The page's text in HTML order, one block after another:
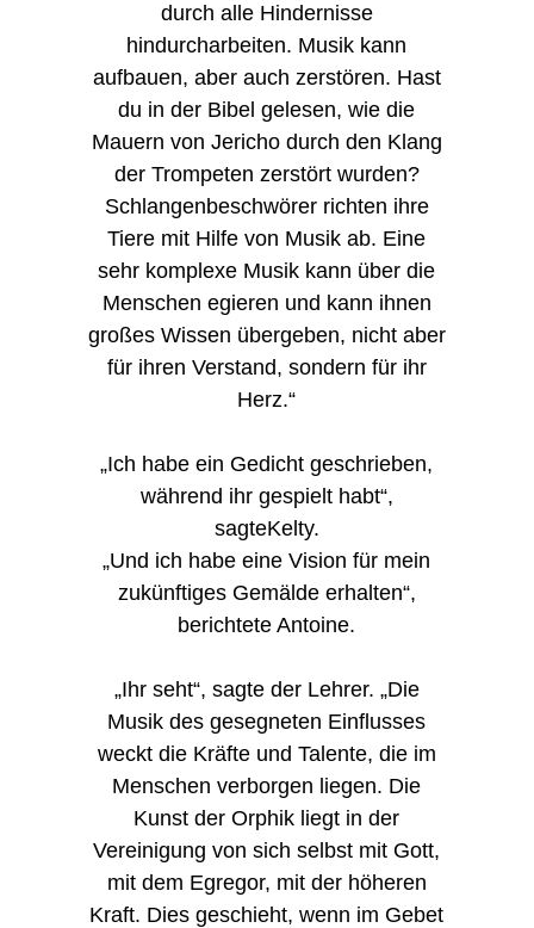
durch alle Hindernisse
hindurcharbeiten. Musik kann
aufbauen, aber auch zerstören. Hast
du in der Bibel gelesen, wie die
Mauern von Jericho durch den Klang
der Trompeten zerstört wurden?
Schlangenbeschwörer richten ihre
Tiere mit Hilfe von Musik ab. Eine
sehr komplexe Musik kann über die
Menschen egieren und kann ihnen
großes Wissen übergeben, nicht aber
für ihren Verstand, sondern für ihr
Herz.“
„Ich habe ein Gedicht geschrieben,
während ihr gespielt habt“,
sagteKelty.
„Und ich habe eine Vision für mein
zukünftiges Gemälde erhalten“,
berichtete Antoine.
„Ihr seht“, sagte der Lehrer. „Die
Musik des gesegneten Einflusses
weckt die Kräfte und Talente, die im
Menschen verborgen liegen. Die
Kunst der Orphik liegt in der
Vereinigung von sich selbst mit Gott,
mit dem Egregor, mit der höheren
Kraft. Dies geschieht, wenn im Gebet